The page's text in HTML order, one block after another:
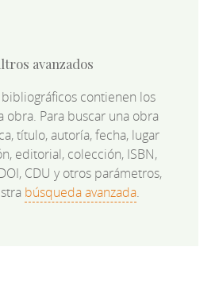
avanzados
contienen los
obra. Para buscar una obra
título, autoría, fecha, lugar
editorial, colección, ISBN,
CDU y otros parámetros,
búsqueda avanzada.